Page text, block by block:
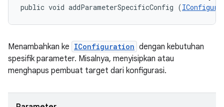
public void addParameterSpecificConfig (
Menambahkan ke IConfiguration dengan kebutuhan
spesifik parameter. Misalnya, menyisipkan atau
menghapus pembuat target dari konfigurasi.